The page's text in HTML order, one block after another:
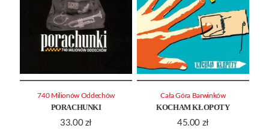
PORACHUNKI
33.00 zł
740 Milionów Oddechów
KOCHAM KŁOPOTY
45.00 zł
Cała Góra Barwinków